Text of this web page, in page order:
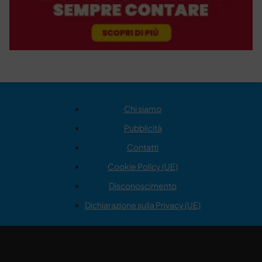
Chi siamo
Pubblicità
Contatti
Cookie Policy (UE)
Disconoscimento
Dichiarazione sulla Privacy (UE)